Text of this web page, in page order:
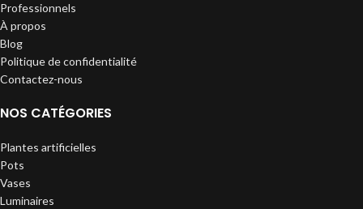
Professionnels
À propos
Blog
Politique de confidentialité
Contactez-nous
NOS CATÉGORIES
Plantes artificielles
Pots
Vases
Luminaires